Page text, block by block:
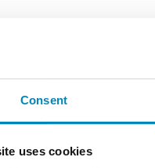
Consent
uses cookies